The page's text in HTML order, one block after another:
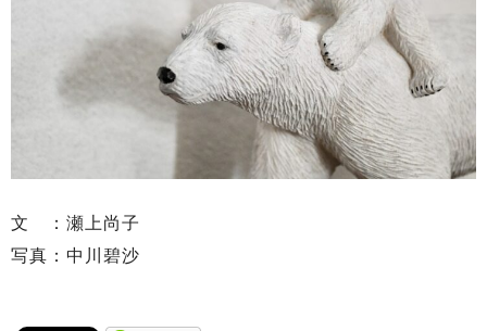
文 ：瀬上尚子
写真：中川碧沙